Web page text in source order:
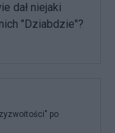
dał niejaki
"Dziabdzie"?
po